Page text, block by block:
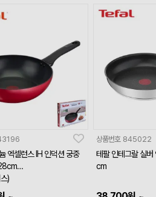
엑셀런스 IH 인덕션 궁중
)
상품번호 845022
테팔 인테그랄 실
cm